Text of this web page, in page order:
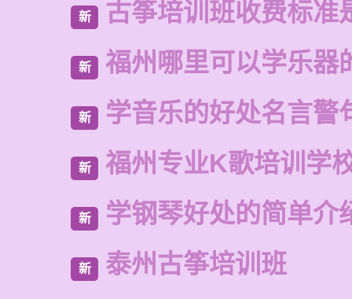
新 古筝培训班收费标准
新 福州哪里可以学乐器
新 学音乐的好处名言警
新 福州专业K歌培训学
新 学钢琴好处的简单介
新 泰州古筝培训班